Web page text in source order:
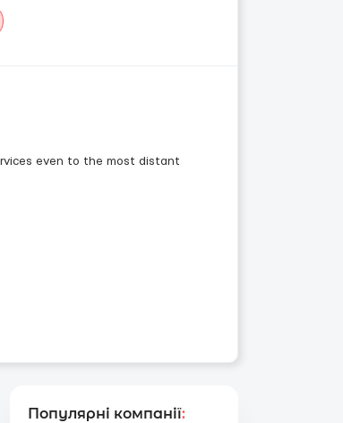
even to the most distant
Популярні компанії: